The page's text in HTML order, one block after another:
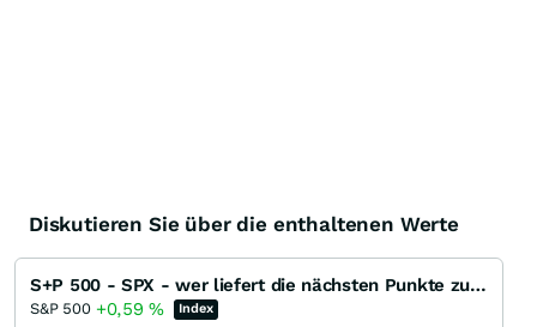
Diskutieren Sie über die enthaltenen Werte
S+P 500 - SPX - wer liefert die nächsten Punkte zum ATH ?
S&P 500 +0,59% Index